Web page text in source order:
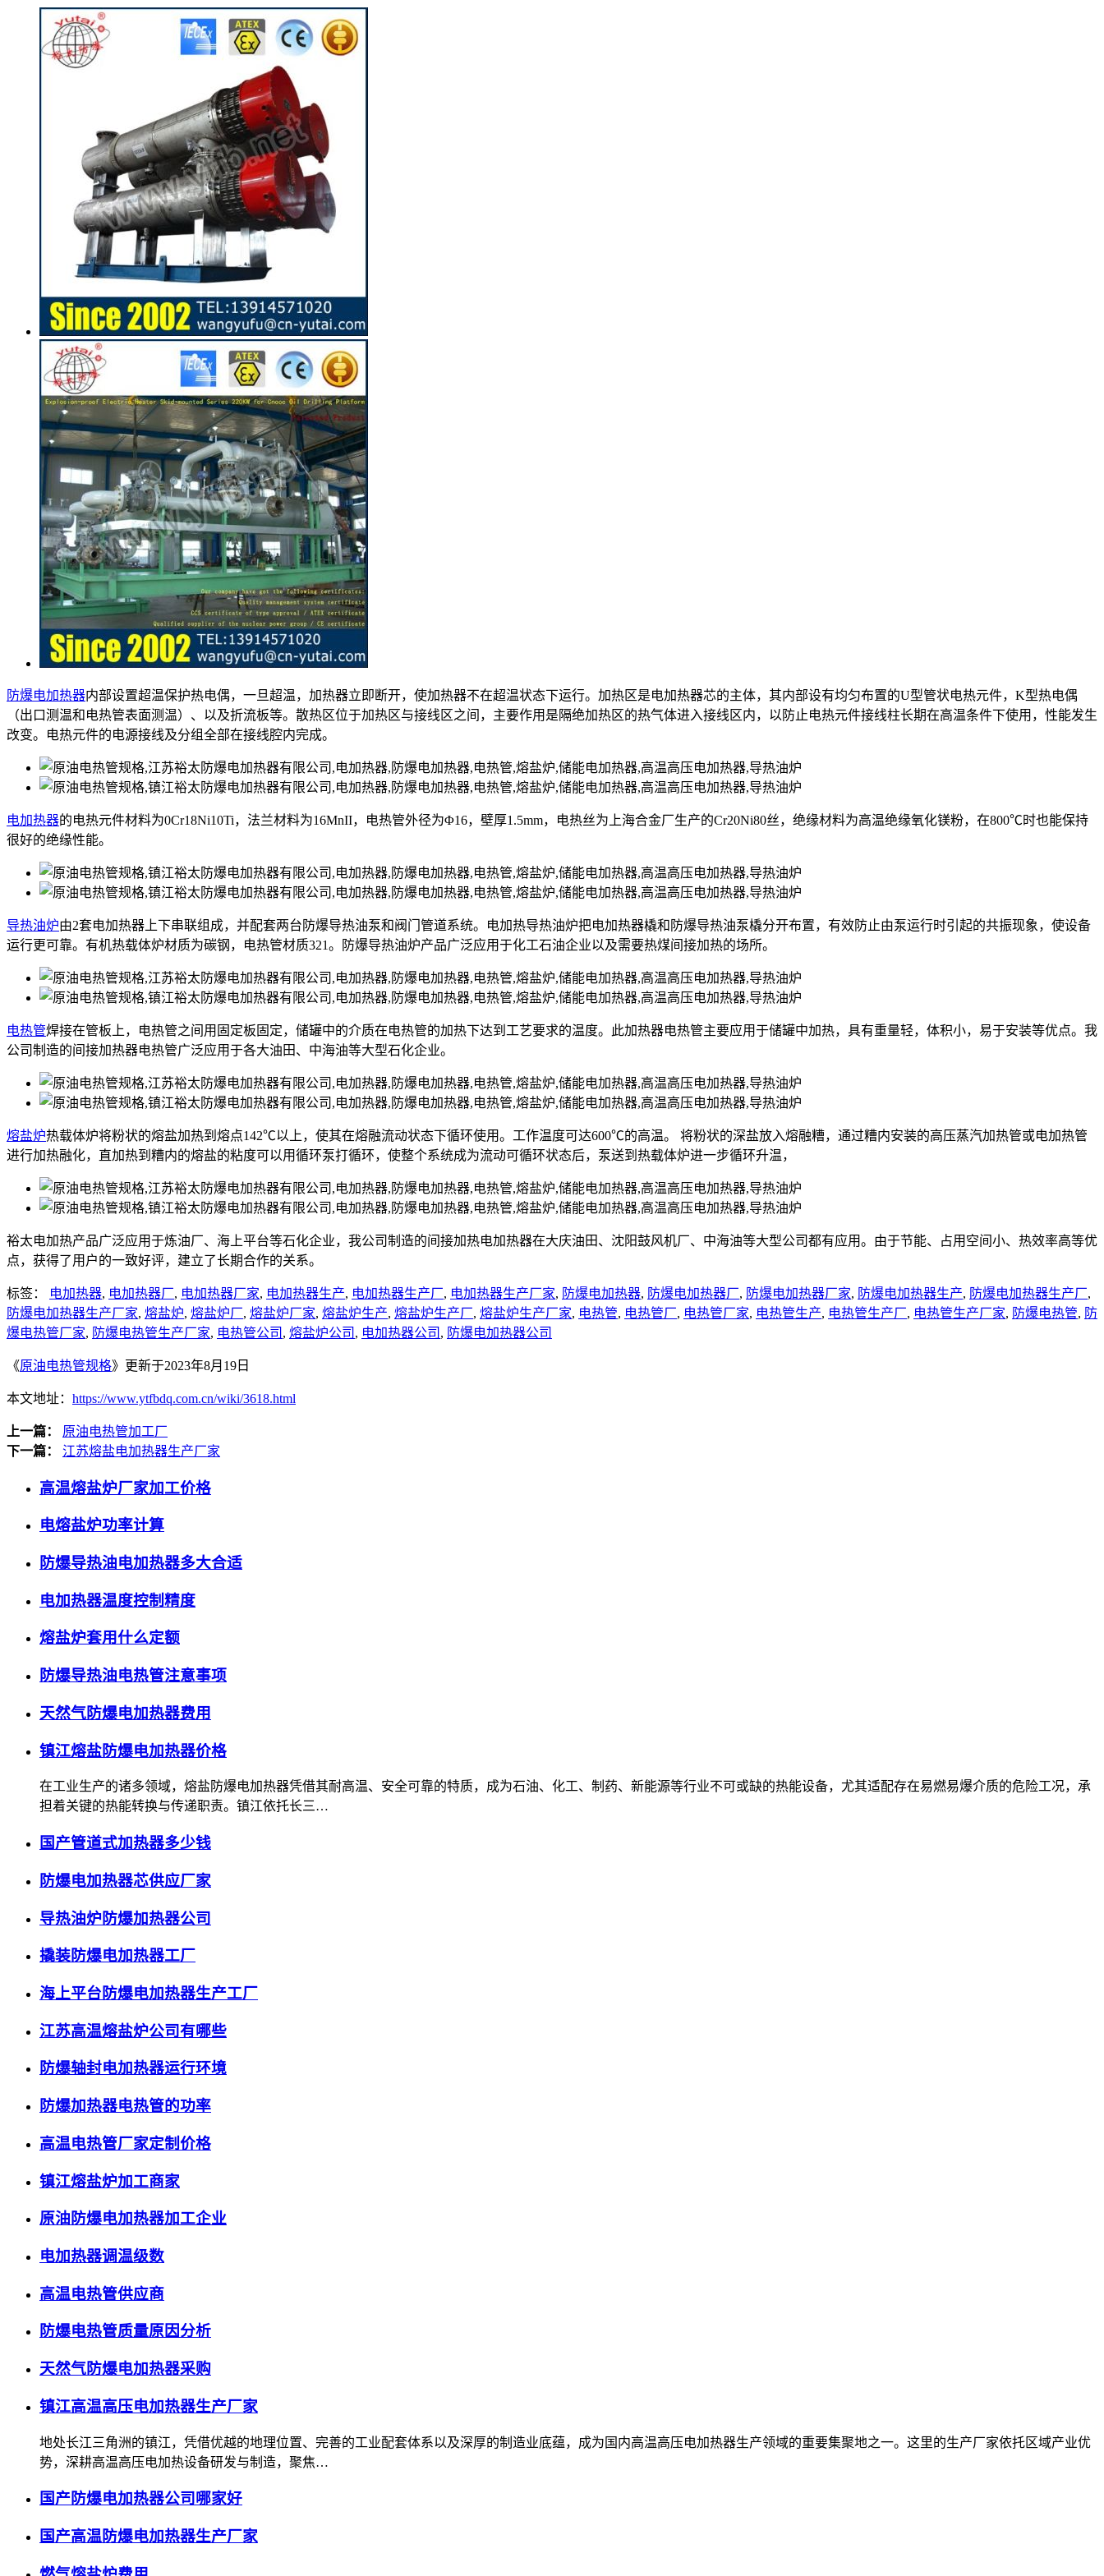
防爆电加热器内部设置超温保护热电偶，一旦超温，加热器立即断开，使加热器不在超温状态下运行。加热区是电加热器芯的主体，其内部设有均匀布置的U型管状电热元件，K型热电偶
（出口测温和电热管表面测温）、以及折流板等。散热区位于加热区与接线区之间，主要作用是隔绝加热区的热气体进入接线区内，以防止电热元件接线柱长期在高温条件下使用，性能发生
改变。电热元件的电源接线及分组全部在接线腔内完成。
电加热器的电热元件材料为0Cr18Ni10Ti，法兰材料为16MnII，电热管外径为Φ16，壁厚1.5mm，电热丝为上海合金厂生产的Cr20Ni80丝，绝缘材料为高温绝缘氧化镁粉，在800℃时也能保持
很好的绝缘性能。
导热油炉由2套电加热器上下串联组成，并配套两台防爆导热油泵和阀门管道系统。电加热导热油炉把电加热器橇和防爆导热油泵橇分开布置，有效防止由泵运行时引起的共振现象，使设备
运行更可靠。有机热载体炉材质为碳钢，电热管材质321。防爆导热油炉产品广泛应用于化工石油企业以及需要热煤间接加热的场所。
电热管焊接在管板上，电热管之间用固定板固定，储罐中的介质在电热管的加热下达到工艺要求的温度。此加热器电热管主要应用于储罐中加热，具有重量轻，体积小，易于安装等优点。我
公司制造的间接加热器电热管广泛应用于各大油田、中海油等大型石化企业。
熔盐炉热载体炉将粉状的熔盐加热到熔点142℃以上，使其在熔融流动状态下循环使用。工作温度可达600℃的高温。 将粉状的深盐放入熔融糟，通过糟内安装的高压蒸汽加热管或电加热管
进行加热融化，直加热到糟内的熔盐的粘度可以用循环泵打循环，使整个系统成为流动可循环状态后，泵送到热载体炉进一步循环升温，
裕太电加热产品广泛应用于炼油厂、海上平台等石化企业，我公司制造的间接加热电加热器在大庆油田、沈阳鼓风机厂、中海油等大型公司都有应用。由于节能、占用空间小、热效率高等优
点，获得了用户的一致好评，建立了长期合作的关系。
标签： 电加热器, 电加热器厂, 电加热器厂家, 电加热器生产, 电加热器生产厂, 电加热器生产厂家, 防爆电加热器, 防爆电加热器厂, 防爆电加热器厂家, 防爆电加热器生产, 防爆电加热器生产厂,
防爆电加热器生产厂家, 熔盐炉, 熔盐炉厂, 熔盐炉厂家, 熔盐炉生产, 熔盐炉生产厂, 熔盐炉生产厂家, 电热管, 电热管厂, 电热管厂家, 电热管生产, 电热管生产厂, 电热管生产厂家, 防爆电热管, 防
爆电热管厂家, 防爆电热管生产厂家, 电热管公司 , 熔盐炉公司 , 电加热器公司 , 防爆电加热器公司
《原油电热管规格》更新于2023年8月19日
本文地址： https://www.ytfbdq.com.cn/wiki/3618.html
上一篇：
原油电热管加工厂
下一篇：
江苏熔盐电加热器生产厂家
高温熔盐炉厂家加工价格
电熔盐炉功率计算
防爆导热油电加热器多大合适
电加热器温度控制精度
熔盐炉套用什么定额
防爆导热油电热管注意事项
天然气防爆电加热器费用
镇江熔盐防爆电加热器价格
在工业生产的诸多领域，熔盐防爆电加热器凭借其耐高温、安全可靠的特质，成为石油、化工、制药、新能源等行业不可或缺的热能设备，尤其适配存在易燃易爆介质的危险工况，承
担着关键的热能转换与传递职责。镇江依托长三…
国产管道式加热器多少钱
防爆电加热器芯供应厂家
导热油炉防爆加热器公司
撬装防爆电加热器工厂
海上平台防爆电加热器生产工厂
江苏高温熔盐炉公司有哪些
防爆轴封电加热器运行环境
防爆加热器电热管的功率
高温电热管厂家定制价格
镇江熔盐炉加工商家
原油防爆电加热器加工企业
电加热器调温级数
高温电热管供应商
防爆电热管质量原因分析
天然气防爆电加热器采购
镇江高温高压电加热器生产厂家
地处长江三角洲的镇江，凭借优越的地理位置、完善的工业配套体系以及深厚的制造业底蕴，成为国内高温高压电加热器生产领域的重要集聚地之一。这里的生产厂家依托区域产业优
势，深耕高温高压电加热设备研发与制造，聚焦…
国产防爆电加热器公司哪家好
国产高温防爆电加热器生产厂家